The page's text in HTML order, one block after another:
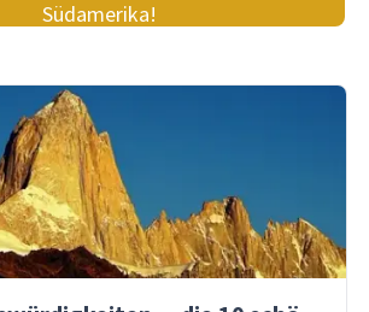
Südamerika!